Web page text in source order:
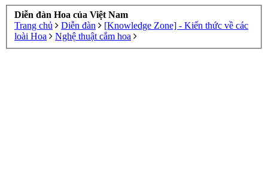
Diễn đàn Hoa của Việt Nam
Trang chủ
Diễn đàn
[Knowledge Zone] - Kiến thức về các
loài Hoa
Nghệ thuật cắm hoa